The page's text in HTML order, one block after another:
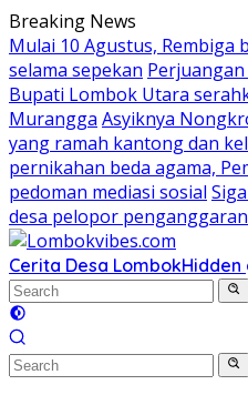
Skip
to
content
Breaking News
Mulai 10 Agustus, Rembiga
selama sepekan
Bupati Lombok Utara
Murangga Asyiknya
yang ramah kantong dan
pernikahan beda agama,
pedoman mediasi sosial
desa pelopor
Cerita Desa LombokHidden